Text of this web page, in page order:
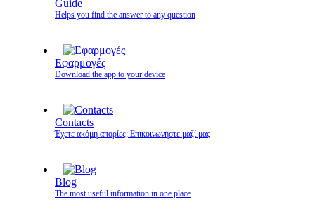
Guide
Helps you find the answer to any question
Εφαρμογές
Download the app to your device
Contacts
Έχετε ακόμη απορίες; Επικοινωνήστε μαζί μας
Blog
The most useful information in one place